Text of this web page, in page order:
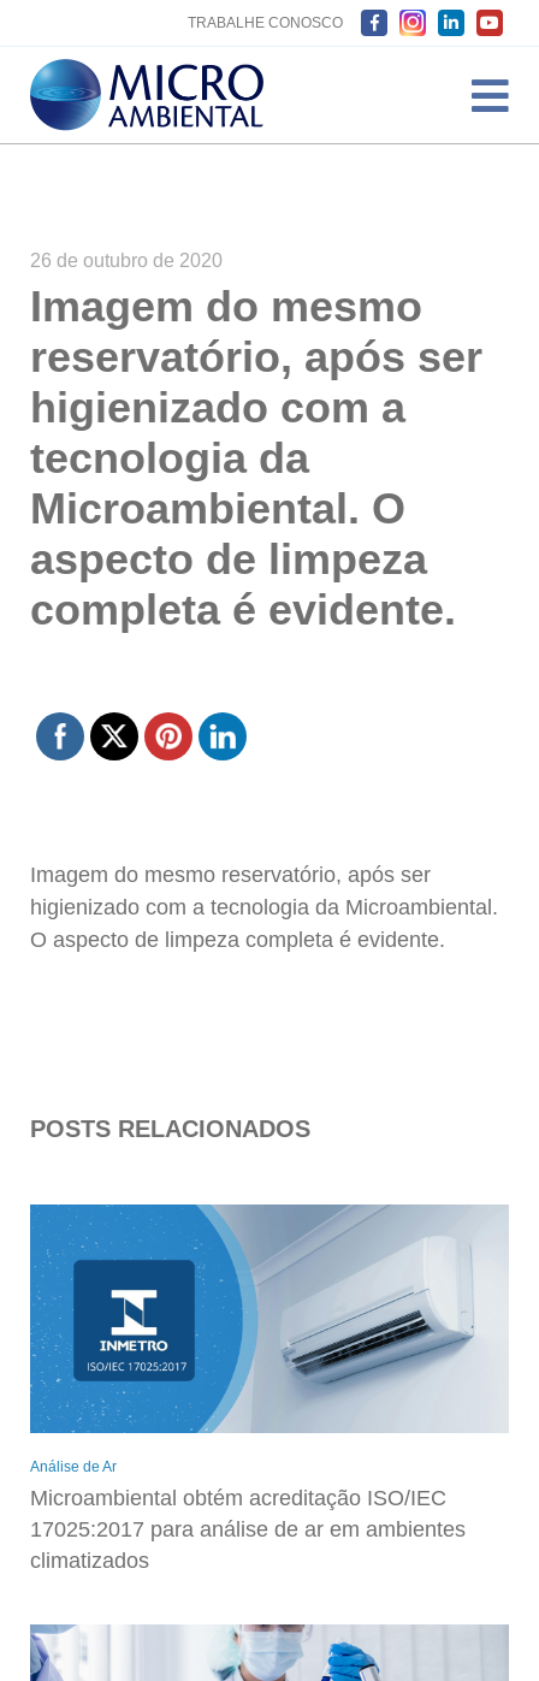
TRABALHE CONOSCO
26 de outubro de 2020
Imagem do mesmo
reservatório, após ser
higienizado com a
tecnologia da
Microambiental. O
aspecto de limpeza
completa é evidente.
Imagem do mesmo reservatório, após ser
higienizado com a tecnologia da Microambiental.
O aspecto de limpeza completa é evidente.
POSTS RELACIONADOS
Análise de Ar
Microambiental obtém acreditação ISO/IEC
17025:2017 para análise de ar em ambientes
climatizados